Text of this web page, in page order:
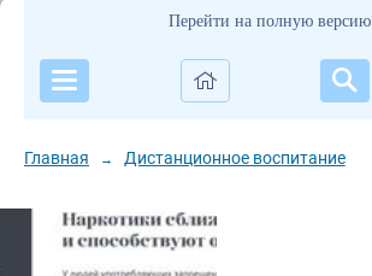
Перейти на полную версию
Главная → Дистанционное воспитание